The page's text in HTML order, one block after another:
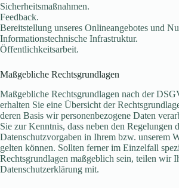
Sicherheitsmaßnahmen.
Feedback.
Bereitstellung unseres Onlineangebotes und
Informationstechnische Infrastruktur.
Öffentlichkeitsarbeit.
Maßgebliche Rechtsgrundlagen
Maßgebliche Rechtsgrundlagen nach der
erhalten Sie eine Übersicht der
deren Basis wir personenbezogene Daten
Sie zur Kenntnis, dass neben den Regelungen
Datenschutzvorgaben in Ihrem bzw. unserem
gelten können. Sollten ferner im Einzelfall
Rechtsgrundlagen maßgeblich sein, teilen wir
Datenschutzerklärung mit.